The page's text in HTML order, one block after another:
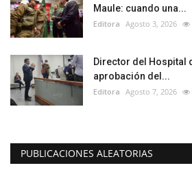
Maule: cuando una...
Editora Agosto 3, 2026
Director del Hospital
aprobación del...
Editora Agosto 7, 2026
PUBLICACIONES ALEATORIAS